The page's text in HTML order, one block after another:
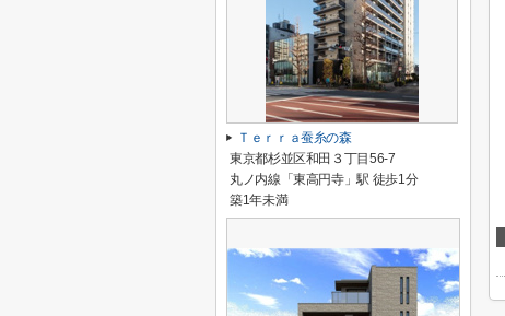
Ｔｅｒｒａ蚕糸の森
東京都杉並区和田３丁目56-7
丸ノ内線「東高円寺」駅 徒歩1分
築1年未満